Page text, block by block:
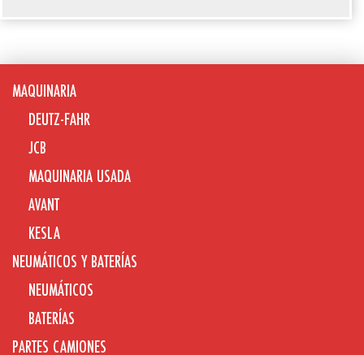
MAQUINARIA
DEUTZ-FAHR
JCB
MAQUINARIA USADA
AVANT
KESLA
NEUMÁTICOS Y BATERÍAS
NEUMÁTICOS
BATERÍAS
PARTES CAMIONES